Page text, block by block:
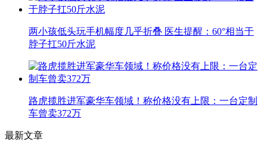
两小孩低头玩手机幅度几乎折叠 医生提醒：60°相当于
脖子扛50斤水泥
路虎揽胜进军豪华车领域！称价格没有上限：一台定制
车曾卖372万
最新文章